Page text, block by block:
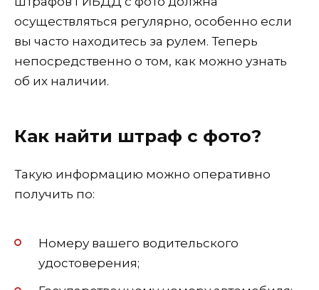
осуществляться регулярно, особенно если
вы часто находитесь за рулем. Теперь
непосредственно о том, как можно узнать
об их наличии.
Как найти штраф с фото?
Такую информацию можно оперативно
получить по:
Номеру вашего водительского
удостоверения;